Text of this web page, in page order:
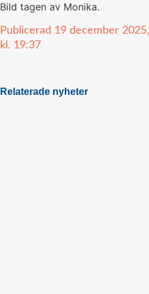
Bild tagen av Monika.
Publicerad 19 december 2025,
kl. 19:37
Relaterade nyheter